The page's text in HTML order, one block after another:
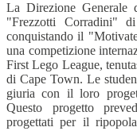
La Direzione Generale
"Frezzotti Corradini"
conquistando il
una competizione
First Lego League,
di Cape Town. Le
giuria con il loro
Questo progetto
progettati per il